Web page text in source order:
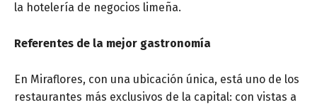
la hotelería de negocios limeña.
Referentes de la mejor gastronomía
En Miraflores, con una ubicación única, está uno de los
restaurantes más exclusivos de la capital: con vistas a